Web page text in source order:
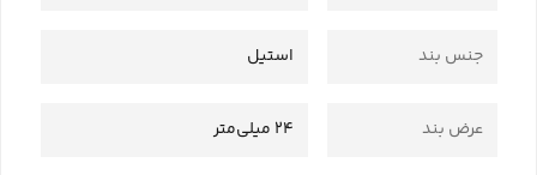
جنس بند استیل
عرض بند 24 میلی‌متر